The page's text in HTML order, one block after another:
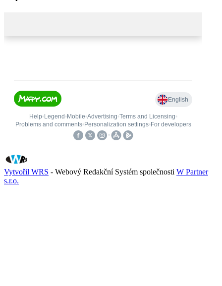
Vytvořil WRS - Webový Redakční Systém společnosti W Partner
s.r.o.